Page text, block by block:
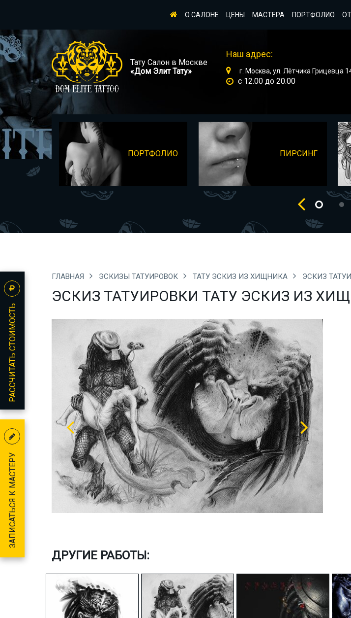
О САЛОНЕ ЦЕНЫ МАСТЕРА ПОРТФОЛИО
Тату Салон в Москве
«Дом Элит Тату»
Наш адрес:
г. Москва, ул. Лётчика Грицевца
с 12.00 до 20.00
ПОРТФОЛИО ПИРСИНГ
ГЛАВНАЯ ЭСКИЗЫ ТАТУИРОВОК ТАТУ ЭСКИЗ ИЗ ХИЩНИКА ЭСКИЗ
ЭСКИЗ ТАТУИРОВКИ ТАТУ ЭСКИЗ ИЗ
ДРУГИЕ РАБОТЫ:
РАССЧИТАТЬ СТОИМОСТЬ
ЗАПИСАТЬСЯ К МАСТЕРУ